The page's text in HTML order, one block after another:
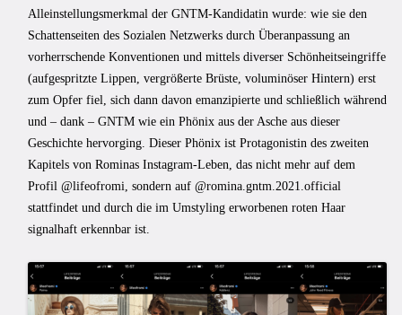
Alleinstellungsmerkmal der GNTM-Kandidatin wurde: wie sie den
Schattenseiten des Sozialen Netzwerks durch Überanpassung an
vorherrschende Konventionen und mittels diverser Schönheitseingriffe
(aufgespritzte Lippen, vergrößerte Brüste, voluminöser Hintern) erst
zum Opfer fiel, sich dann davon emanzipierte und schließlich während
und – dank – GNTM wie ein Phönix aus der Asche aus dieser
Geschichte hervorging. Dieser Phönix ist Protagonistin des zweiten
Kapitels von Rominas Instagram-Leben, das nicht mehr auf dem
Profil @lifeofromi, sondern auf @romina.gntm.2021.official
stattfindet und durch die im Umstyling erworbenen roten Haar
signalhaft erkennbar ist.